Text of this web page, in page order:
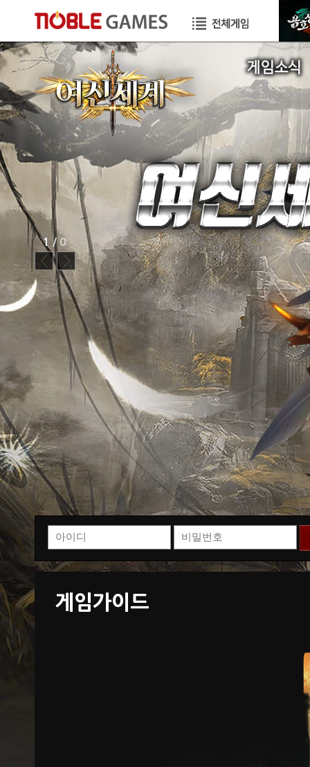
공지사항
이벤트
GM TIP
STORY
1/ 0
게임가이드